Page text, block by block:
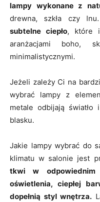
lampy wykonane z
drewna, szkła czy
subtelne ciepło, które
aranżacjami boho,
minimalistycznymi.
Jeżeli zależy Ci na
wybrać lampy z
metale odbijają światło
blasku.
Jakie lampy wybrać do
klimatu w salonie jest
tkwi w odpowiednim
oświetlenia, ciepłej
dopełnią styl wnętrza.